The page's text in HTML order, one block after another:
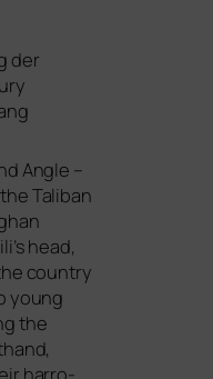
der
Angle –
Taliban
head,
coun­try
young
the